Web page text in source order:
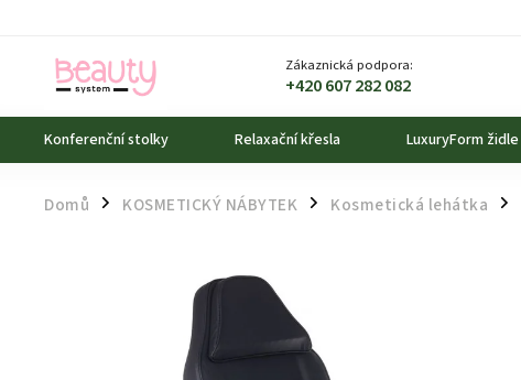
Zákaznická podpora:
+420 607 282 082
Konferenční stolky Relaxační křesla LuxuryForm židle
Domů / KOSMETICKÝ NÁBYTEK / Kosmetická lehátka /